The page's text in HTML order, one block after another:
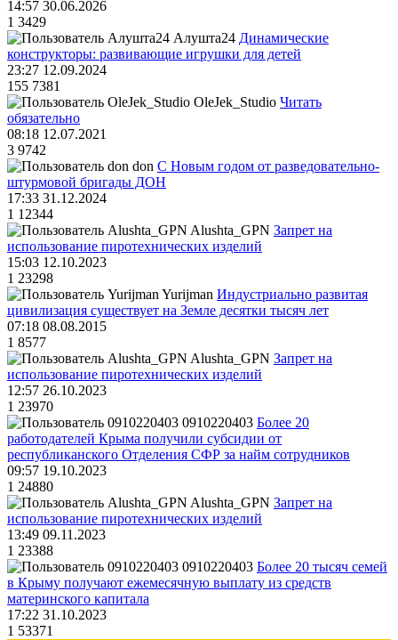
14:57 30.06.2026
1 3429
Алушта24 Динамические
конструкторы: развивающие игрушки для детей
23:27 12.09.2024
155 7381
OleJek_Studio Читать
обязательно
08:18 12.07.2021
3 9742
don С Новым годом от разведовательно-
штурмовой бригады ДОН
17:33 31.12.2024
1 12344
Alushta_GPN Запрет на
использование пиротехнических изделий
15:03 12.10.2023
1 23298
Yurijman Индустриально развитая
цивилизация существует на Земле десятки тысяч лет
07:18 08.08.2015
1 8577
Alushta_GPN Запрет на
использование пиротехнических изделий
12:57 26.10.2023
1 23970
0910220403 Более 20
работодателей Крыма получили субсидии от
республиканского Отделения СФР за найм сотрудников
09:57 19.10.2023
1 24880
Alushta_GPN Запрет на
использование пиротехнических изделий
13:49 09.11.2023
1 23388
0910220403 Более 20 тысяч семей
в Крыму получают ежемесячную выплату из средств
материнского капитала
17:22 31.10.2023
1 53371